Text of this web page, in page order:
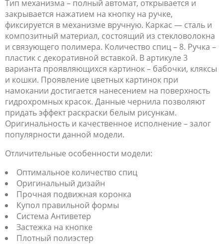
Тип механизма – полный автомат, открывается и
закрывается нажатием на кнопку на ручке,
фиксируется в механизме вручную. Каркас — сталь и
композитный материал, состоящий из стекловолокна
и связующего полимера. Количество спиц – 8. Ручка –
пластик с декоративной вставкой. В артикуле 3
варианта проявляющихся картинок – бабочки, кляксы
и кошки. Проявление цветных картинок при
намокании достигается нанесением на поверхность
гидрохромных красок. Данные чернила позволяют
придать эффект раскраски белым рисункам.
Оригинальность и качественное исполнение – залог
популярности данной модели.
Отличительные особенности модели:
Оптимальное количество спиц
Оригинальный дизайн
Прочная подвижная коронка
Купол правильной формы
Система Антиветер
Застежка на кнопке
Плотный полиэстер